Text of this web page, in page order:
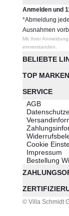
BELIEBTE
TOP MARKEN
SERVICE
AGB
Cookie
Impressum
Bestellung
Anmelden und
*Abmeldung
Ausnahmen
Mit Ihrer
einverstanden.
© Villa Schmidt